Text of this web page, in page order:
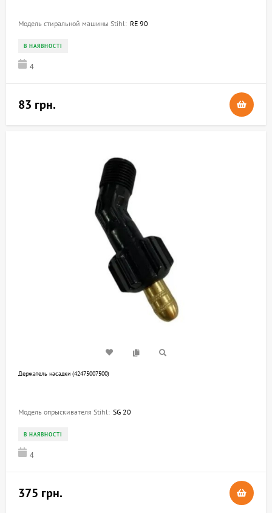
Модель стиральной машины Stihl: RE 90
В НАЯВНОСТІ
4
83 грн.
Держатель насадки (42475007500)
Модель опрыскивателя Stihl: SG 20
В НАЯВНОСТІ
4
375 грн.